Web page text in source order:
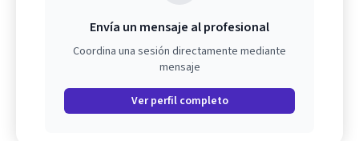
Envía un mensaje al profesional
Coordina una sesión directamente mediante
mensaje
Ver perfil completo